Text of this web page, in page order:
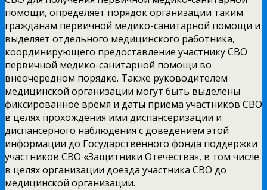
помощи, определяет порядок организации таким
гражданам первичной медико-санитарной помощи и
выделяет отдельного медицинского работника,
координирующего предоставление участнику СВО
первичной медико-санитарной помощи во
внеочередном порядке. Также руководителем
медицинской организации могут быть выделены
фиксированное время и даты приема участников СВО
в целях прохождения ими диспансеризации и
диспансерного наблюдения с доведением этой
информации до Государственного фонда поддержки
участников СВО «Защитники Отечества», в том числе
в целях организации доезда участника СВО до
медицинской организации.